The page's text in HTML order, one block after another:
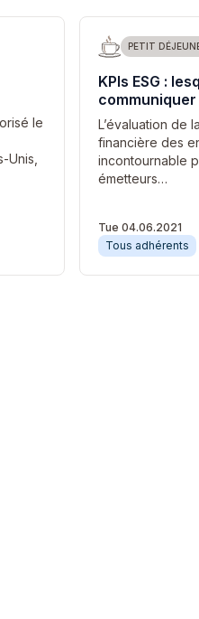
le
Unis,
PETIT
KPIs ESG :
communiquer
L’évaluation de
financière des
incontournable
émetteurs…
Tue 04.06.2021
Tous adhérents